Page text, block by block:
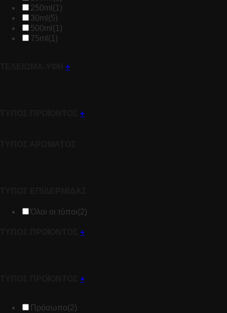
250ml (1)
30ml (5)
500ml (1)
75ml (1)
+
+
Όλοι οι τύποι(2)
+
+
Πρόσωπο(2)